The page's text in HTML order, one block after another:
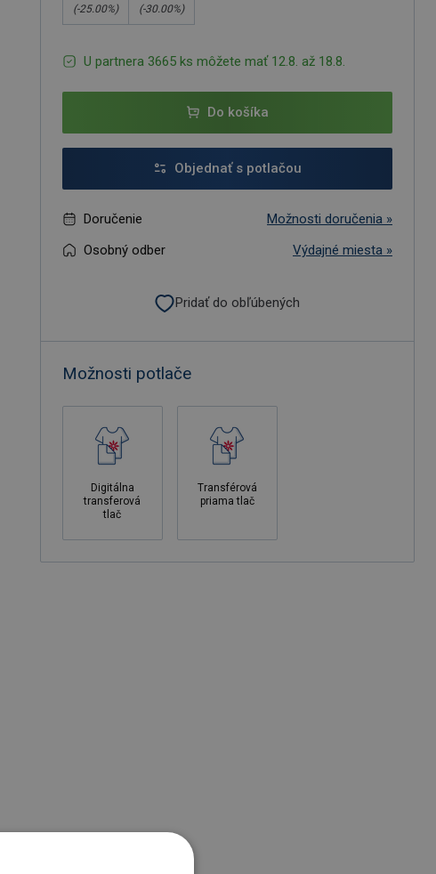
(-25.00%) (-30.00%)
U partnera 3665 ks môžete mať 12.8. až 18.8.
Do košíka
Objednať s potlačou
Doručenie
Možnosti doručenia »
Osobný odber
Výdajné miesta »
Pridať do obľúbených
Možnosti potlače
Digitálna
transferová
tlač
Transférová
priama tlač